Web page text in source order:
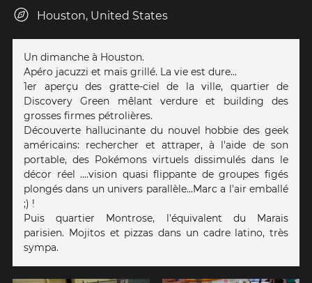
Houston, United States
Un dimanche à Houston.
Apéro jacuzzi et maïs grillé. La vie est dure...
1er aperçu des gratte-ciel de la ville, quartier de
Discovery Green mêlant verdure et building des
grosses firmes pétrolières.
Découverte hallucinante du nouvel hobbie des geek
américains: rechercher et attraper, à l'aide de son
portable, des Pokémons virtuels dissimulés dans le
décor réel ....vision quasi flippante de groupes figés
plongés dans un univers parallèle...Marc a l'air emballé
;) !
Puis quartier Montrose, l'équivalent du Marais
parisien. Mojitos et pizzas dans un cadre latino, très
sympa.